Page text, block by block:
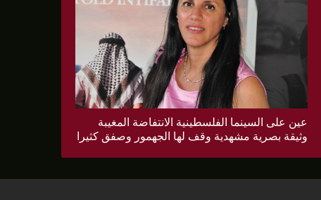
عين على السينما الفلسطينية الانتفاضة المغيبة
وثيقة بصرية مشهدية وقف لها الجهمور وصفق كثيرا